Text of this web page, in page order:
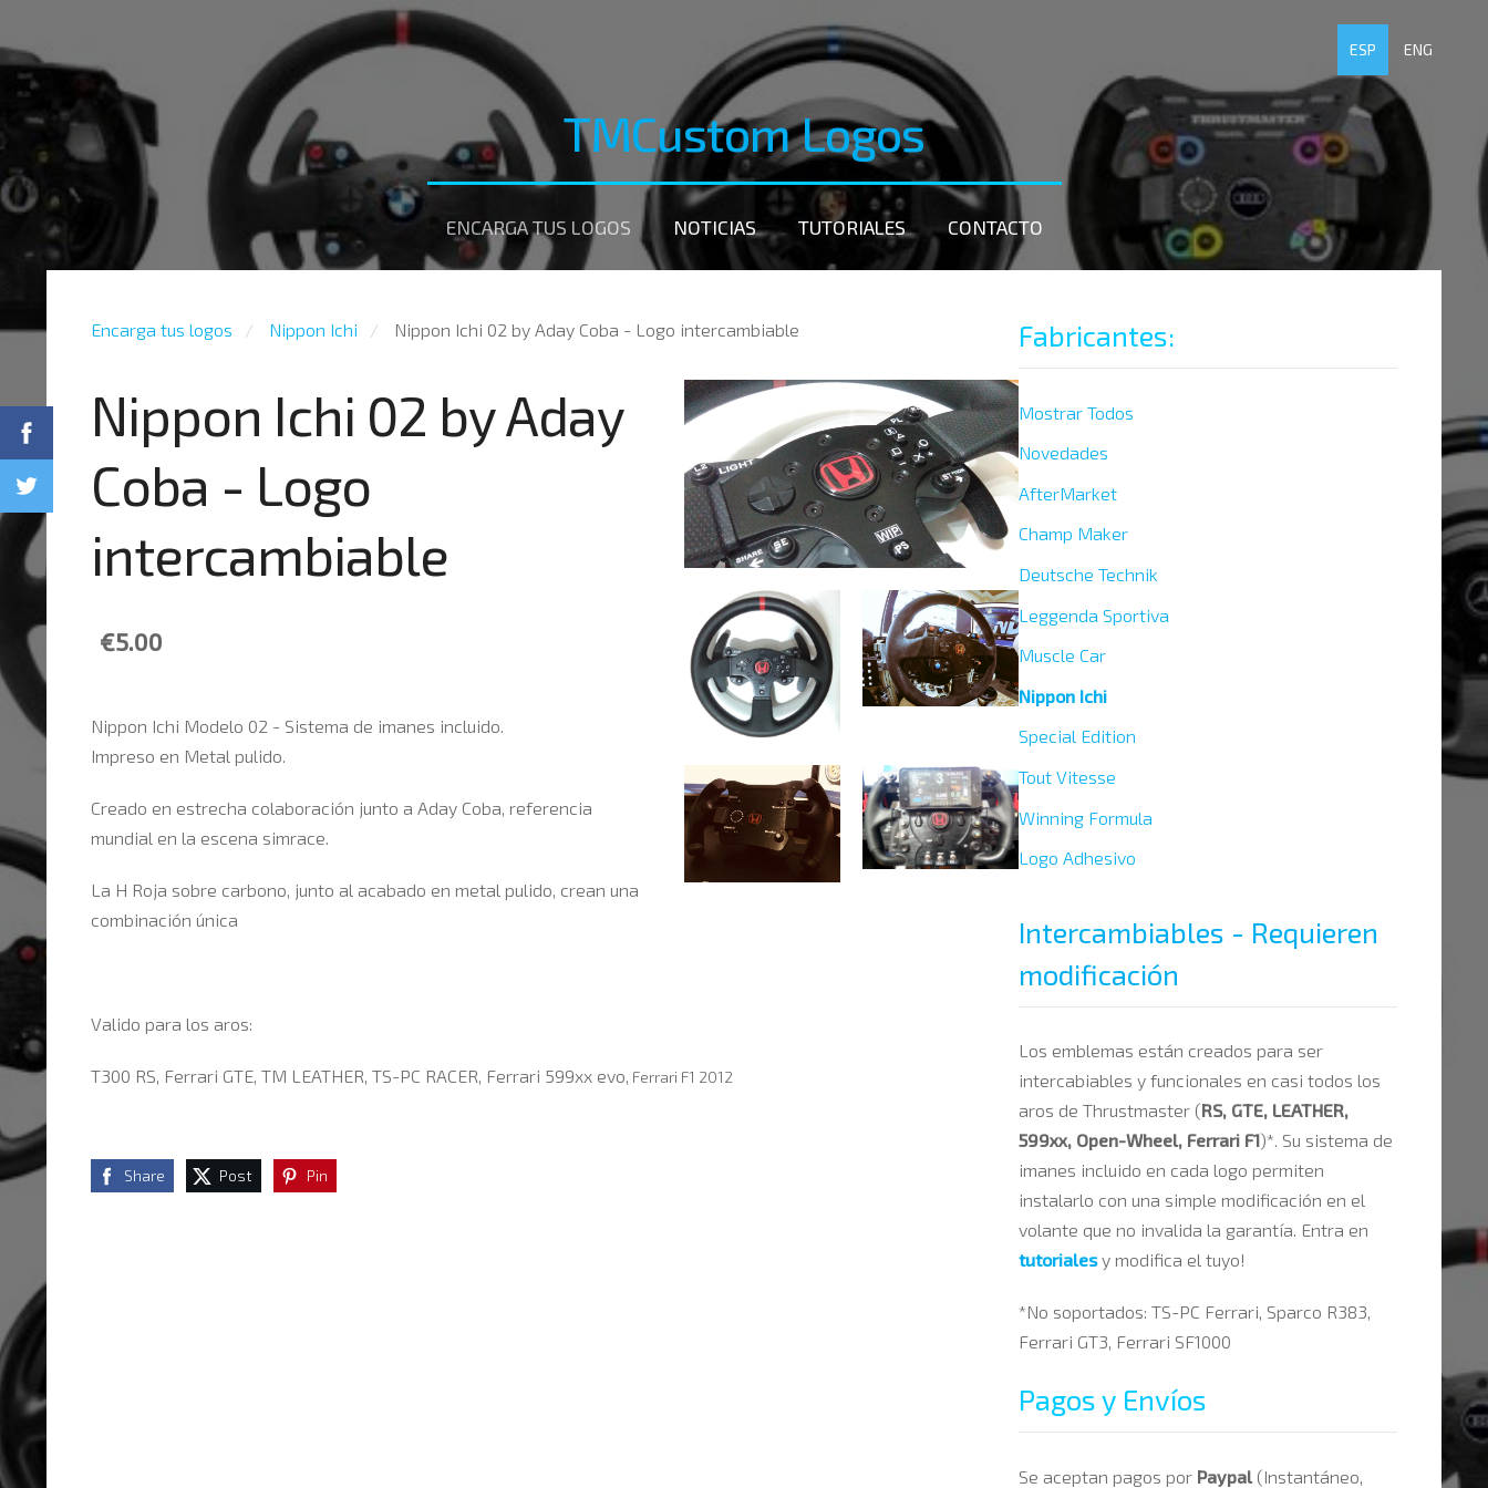
ESP ENG
TMCustom Logos
ENCARGA TUS LOGOS NOTICIAS TUTORIALES CONTACTO
Fabricantes:
Mostrar Todos
Novedades
AfterMarket
Champ Maker
Deutsche Technik
Leggenda Sportiva
Muscle Car
Nippon Ichi
Special Edition
Tout Vitesse
Winning Formula
Logo Adhesivo
Intercambiables - Requieren
modificación
Los emblemas están creados para ser
intercabiables y funcionales en casi todos los
aros de Thrustmaster (RS, GTE, LEATHER,
599xx, Open-Wheel, Ferrari F1)*. Su sistema de
imanes incluido en cada logo permiten
instalarlo con una simple modificación en el
volante que no invalida la garantía. Entra en
tutorialesy modifica el tuyo!
*No soportados: TS-PC Ferrari, Sparco R383,
Ferrari GT3, Ferrari SF1000
Pagos y Envíos
Se aceptan pagos por Paypal(Instantáneo,
Encarga tus logos Nippon Ichi Nippon Ichi 02 by Aday Coba - Logo intercambiable
Nippon Ichi 02 by Aday
Coba - Logo
intercambiable
€5.00
Nippon Ichi Modelo 02 - Sistema de imanes incluido.
Impreso en Metal pulido.
Creado en estrecha colaboración junto a Aday Coba, referencia
mundial en la escena simrace.
La H Roja sobre carbono, junto al acabado en metal pulido, crean una
combinación única
Valido para los aros:
T300 RS, Ferrari GTE, TM LEATHER, TS-PC RACER, Ferrari 599xx evo, Ferrari F1 2012
Share Post Pin